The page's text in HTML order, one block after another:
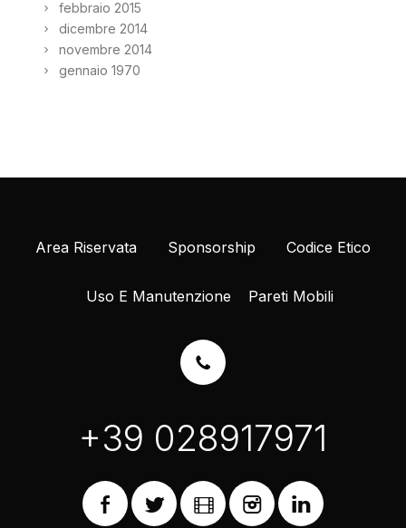
febbraio 2015
dicembre 2014
novembre 2014
gennaio 1970
Area Riservata Sponsorship Codice Etico
Uso E Manutenzione Pareti Mobili
+39 028917971